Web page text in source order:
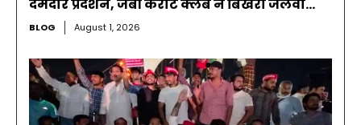
दमदार प्रदर्शन, जेबी कराटे क्लब ने बिखेरा जलवा…
BLOG August 1, 2026